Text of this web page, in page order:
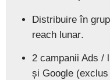
Distribuire în
reach lunar.
2 campanii Ads /
și Google